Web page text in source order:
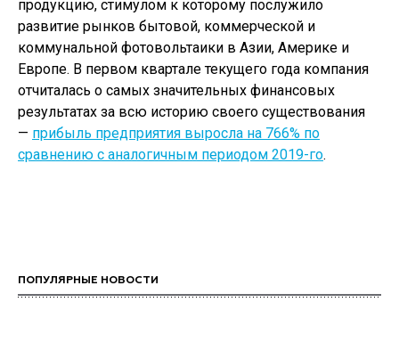
продукцию, стимулом к которому послужило
развитие рынков бытовой, коммерческой и
коммунальной фотовольтаики в Азии, Америке и
Европе. В первом квартале текущего года компания
отчиталась о самых значительных финансовых
результатах за всю историю своего существования
— прибыль предприятия выросла на 766% по
сравнению с аналогичным периодом 2019-го.
ПОПУЛЯРНЫЕ НОВОСТИ